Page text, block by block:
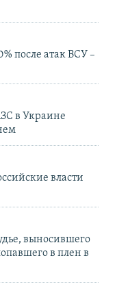
после атак ВСУ –
в Украине
власти
выносившего
в плен в